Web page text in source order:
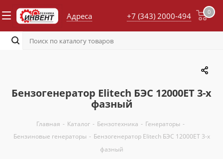
Адреса 0
+7 (343) 2000-494
Бензогенератор Elitech БЭС 12000ЕТ 3-х
фазный
Главная - Каталог - Бензотехника - Генераторы -
Бензиновые генераторы - Бензогенератор Elitech БЭС 12000ЕТ 3-х
фазный